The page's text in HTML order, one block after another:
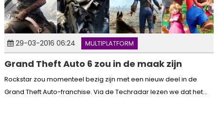
29-03-2016 06:24 MULTIPLATFORM
Grand Theft Auto 6 zou in de maak zijn
Rockstar zou momenteel bezig zijn met een nieuw deel in de
Grand Theft Auto-franchise. Via de Techradar lezen we dat het...